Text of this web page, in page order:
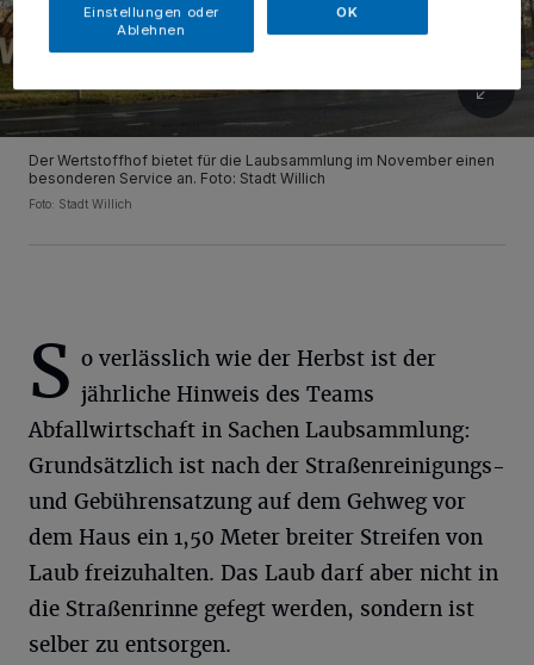
Der Wertstoffhof bietet für die Laubsammlung im November einen
besonderen Service an. Foto: Stadt Willich
Foto: Stadt Willich
S o verlässlich wie der Herbst ist der
jährliche Hinweis des Teams
Abfallwirtschaft in Sachen Laubsammlung:
Grundsätzlich ist nach der Straßenreinigungs-
und Gebührensatzung auf dem Gehweg vor
dem Haus ein 1,50 Meter breiter Streifen von
Laub freizuhalten. Das Laub darf aber nicht in
die Straßenrinne gefegt werden, sondern ist
selber zu entsorgen.
Einstellungen oder
Ablehnen
OK